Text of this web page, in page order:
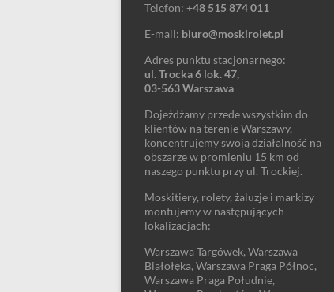
Telefon: +48 515 874 011
E-mail: biuro@moskirolet.pl
Adres punktu stacjonarnego:
ul. Trocka 6 lok. 47,
03-563 Warszawa
Dojeżdżamy przede wszystkim do
klientów na terenie Warszawy,
koncentrujemy swoją działalność na
obszarze w promieniu 15 km od
naszego punktu przy ul. Trockiej.
Moskitiery, rolety, żaluzje i markizy
montujemy w następujących
lokalizacjach:
Warszawa Targówek, Warszawa
Białołęka, Warszawa Praga Północ,
Warszawa Praga Południe,